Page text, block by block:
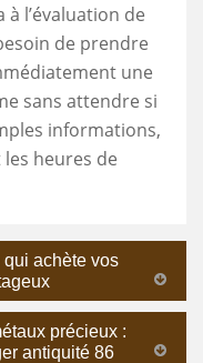
l’évaluation de
de prendre
une
sans attendre si
informations,
heures de
achète vos
précieux :
antiquité 86